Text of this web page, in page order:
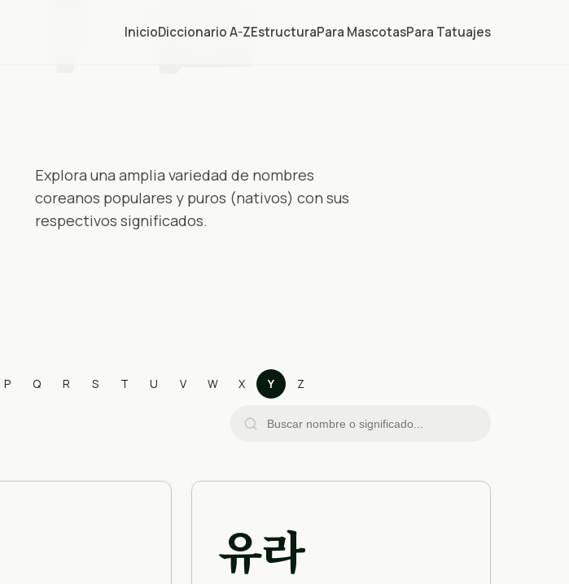
InicioDiccionario A-ZEstructuraPara MascotasPara Tatuajes
Explora una amplia variedad de nombres
coreanos populares y puros (nativos) con sus
respectivos significados.
P Q R S T U V W X Y Z
유라